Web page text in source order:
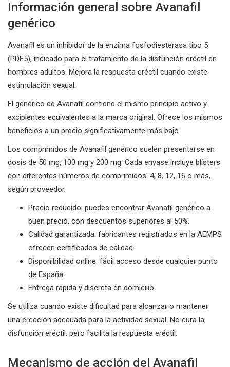
Información general sobre Avanafil
genérico
Avanafil es un inhibidor de la enzima fosfodiesterasa tipo 5
(PDE5), indicado para el tratamiento de la disfunción eréctil en
hombres adultos. Mejora la respuesta eréctil cuando existe
estimulación sexual.
El genérico de Avanafil contiene el mismo principio activo y
excipientes equivalentes a la marca original. Ofrece los mismos
beneficios a un precio significativamente más bajo.
Los comprimidos de Avanafil genérico suelen presentarse en
dosis de 50 mg, 100 mg y 200 mg. Cada envase incluye blísters
con diferentes números de comprimidos: 4, 8, 12, 16 o más,
según proveedor.
Precio reducido: puedes encontrar Avanafil genérico a
buen precio, con descuentos superiores al 50%.
Calidad garantizada: fabricantes registrados en la AEMPS
ofrecen certificados de calidad.
Disponibilidad online: fácil acceso desde cualquier punto
de España.
Entrega rápida y discreta en domicilio.
Se utiliza cuando existe dificultad para alcanzar o mantener
una erección adecuada para la actividad sexual. No cura la
disfunción eréctil, pero facilita la respuesta eréctil.
Mecanismo de acción del Avanafil